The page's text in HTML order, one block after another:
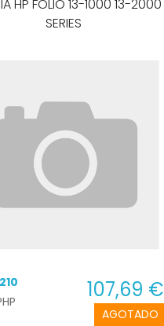
HP FOLIO 13-1000 13-2000
SERIES
AGOTADO
107,69 €